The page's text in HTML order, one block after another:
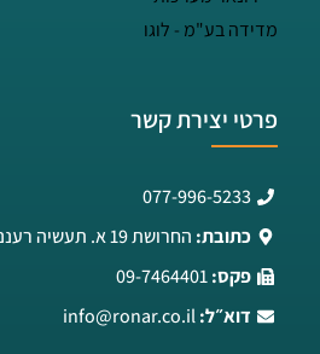
פרטי יצירת קשר
077-996-5233
כתובת: החרושת 19 א. תעשיה רעננה
פקס:09-7464401
דוא״ל: info@ronar.co.il